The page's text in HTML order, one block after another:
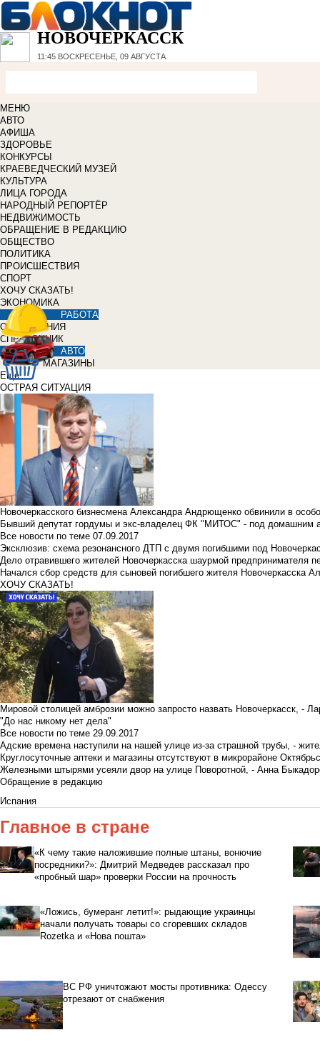
НОВОЧЕРКАССК
11:45 ВОСКРЕСЕНЬЕ, 09 АВГУСТА
МЕНЮ
АВТО
АФИША
ЗДОРОВЬЕ
КОНКУРСЫ
КРАЕВЕДЧЕСКИЙ МУЗЕЙ
КУЛЬТУРА
ЛИЦА ГОРОДА
НАРОДНЫЙ РЕПОРТЁР
НЕДВИЖИМОСТЬ
ОБРАЩЕНИЕ В РЕДАКЦИЮ
ОБЩЕСТВО
ПОЛИТИКА
ПРОИСШЕСТВИЯ
СПОРТ
ХОЧУ СКАЗАТЬ!
ЭКОНОМИКА
РАБОТА
ОБЪЯВЛЕНИЯ
СПРАВОЧНИК
АВТО
МАГАЗИНЫ
Еще
ОСТРАЯ СИТУАЦИЯ
Новочеркасского бизнесмена Александра Андрющенко обвинили в
Бывший депутат гордумы и экс-владелец ФК "МИТОС" - под домашним
Все новости по теме 07.09.2017
Эксклюзив: схема резонансного ДТП с двумя погибшими под
Дело отравившего жителей Новочеркасска шаурмой предпринимателя
Начался сбор средств для сыновей погибшего жителя Новочеркасска
ХОЧУ СКАЗАТЬ!
Мировой столицей амброзии можно запросто назвать Новочеркасск, -
"До нас никому нет дела"
Все новости по теме 29.09.2017
Адские времена наступили на нашей улице из-за страшной трубы, -
Круглосуточные аптеки и магазины отсутствуют в микрорайоне
Железными штырями усеяли двор на улице Поворотной, - Анна
Обращение в редакцию
Испания
Главное в стране
«К чему такие наложившие полные штаны, вонючие
посредники?»: Дмитрий Медведев рассказал про
«пробный шар» проверки России на прочность
«Ложись, бумеранг летит!»: рыдающие украинцы
начали получать товары со сгоревших складов
Rozetka и «Нова пошта»
ВС РФ уничтожают мосты противника: Одессу
отрезают от снабжения